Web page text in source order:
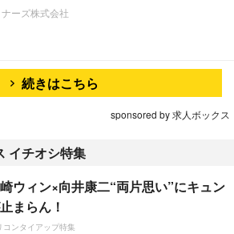
ーズ株式会社
続きはこちら
sponsored by 求人ボックス
イチオシ特集
ウィン×向井康二“両片思い”にキュン
まらん！
コンタイアップ特集